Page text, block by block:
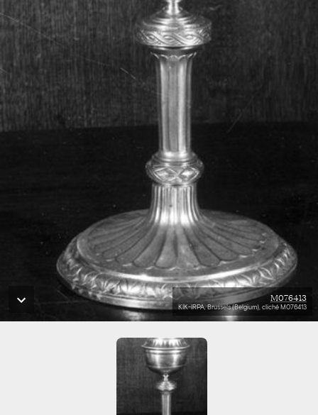
M076413
KIK-IRPA, Brussels (Belgium), cliché M076413